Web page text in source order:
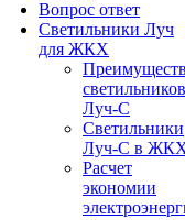
Вопрос ответ
Светильники Луч
для ЖКХ
светильников
Луч-С
Светильники
Луч-С в
Расчет
экономии